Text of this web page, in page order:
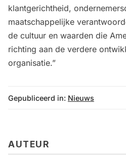
klantgerichtheid,
maatschappelijke
de cultuur en waarden die
richting aan de verdere
organisatie.”
Gepubliceerd in: Nieuws
AUTEUR